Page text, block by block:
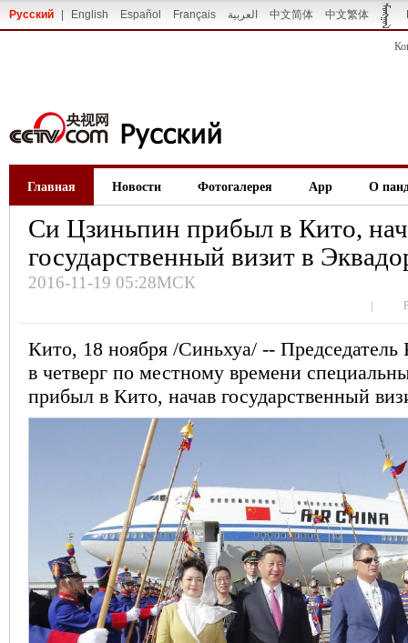
Русский English Español Français العربية 中文简体 中文繁体
Главная Новости Фотогалерея App О
Си Цзиньпин прибыл в Кито,
государственный визит в
2016-11-19 05:28МСК
Кито, 18 ноября /Синьхуа/ --
в четверг по местному времени
прибыл в Кито, начав государственный